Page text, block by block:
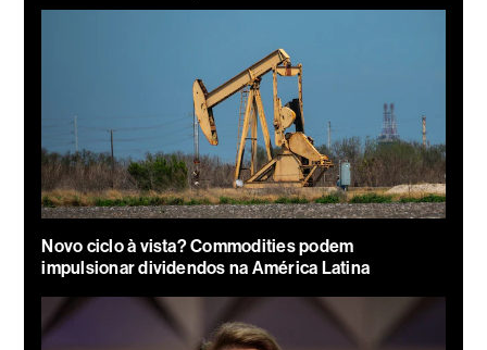
Novo ciclo à vista? Commodities podem
impulsionar dividendos na América Latina